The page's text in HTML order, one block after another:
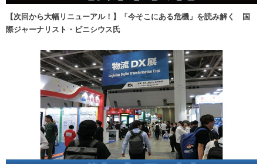
【次回から大幅リニューアル！】「今そこにある危機」を読み解く 国
際ジャーナリスト・ビニシウス氏